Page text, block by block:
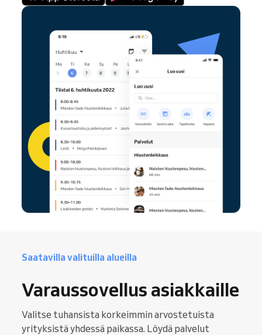
Saatavilla valituilla alueilla
Varaussovellus asiakkaille
Valitse tuhansista korkeimmin arvostetuista
yrityksistä yhdessä paikassa. Löydä palvelut